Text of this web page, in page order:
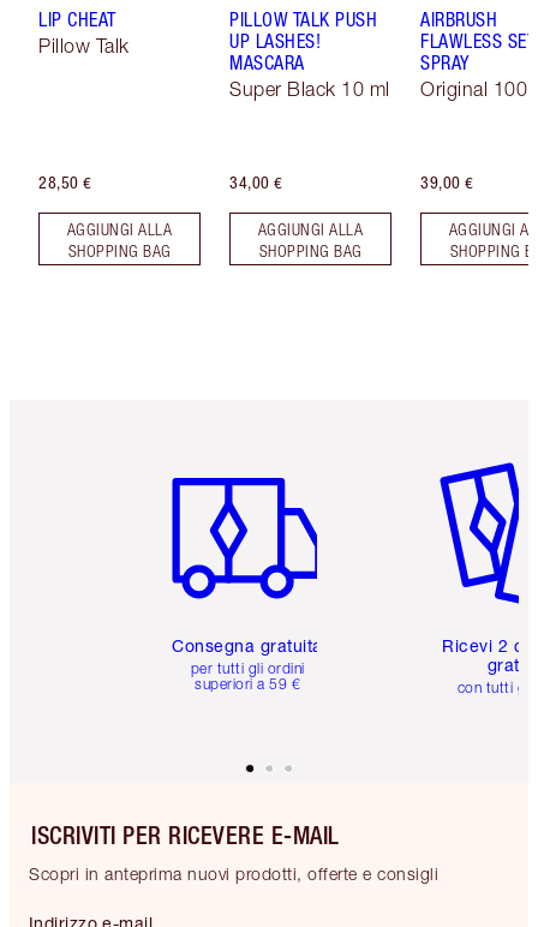
LIP CHEAT
Pillow Talk
28,50 €
AGGIUNGI ALLA
SHOPPING BAG
PILLOW TALK PUSH
UP LASHES!
MASCARA
Super Black 10 ml
34,00 €
AGGIUNGI ALLA
SHOPPING BAG
AIRBRUSH
FLAWLESS
SPRAY
Original 100
39,00 €
AGGIUNGI
SHOPPING
Consegna gratuita
per tutti gli ordini
superiori a 59 €
Ricevi 2
con tutti gli
ISCRIVITI PER RICEVERE E-MAIL
Scopri in anteprima nuovi prodotti, offerte e consigli
Indirizzo e-mail